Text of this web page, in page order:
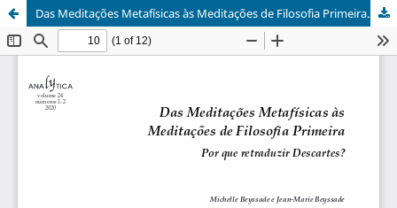
Das Meditações Metafísicas às Meditações de Filosofia Primeira. Por que retraduzir Descartes?